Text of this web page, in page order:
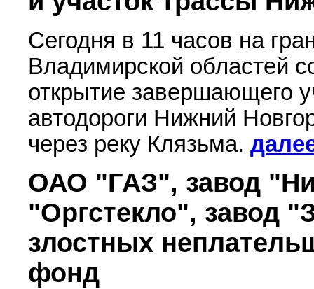
Сегодня в 11 часов на
Владимирской областей
открытие завершающего
автодороги Нижний
через реку Клязьма.
ОАО "ГАЗ", завод
"Оргстекло", завод
злостных
фонд